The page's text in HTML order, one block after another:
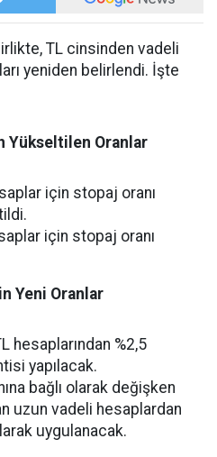
TL cinsinden vadeli
yeniden belirlendi. İşte
Yükseltilen Oranlar
için stopaj oranı
için stopaj oranı
Yeni Oranlar
hesaplarından %2,5
yapılacak.
bağlı olarak değişken
uzun vadeli hesaplardan
uygulanacak.